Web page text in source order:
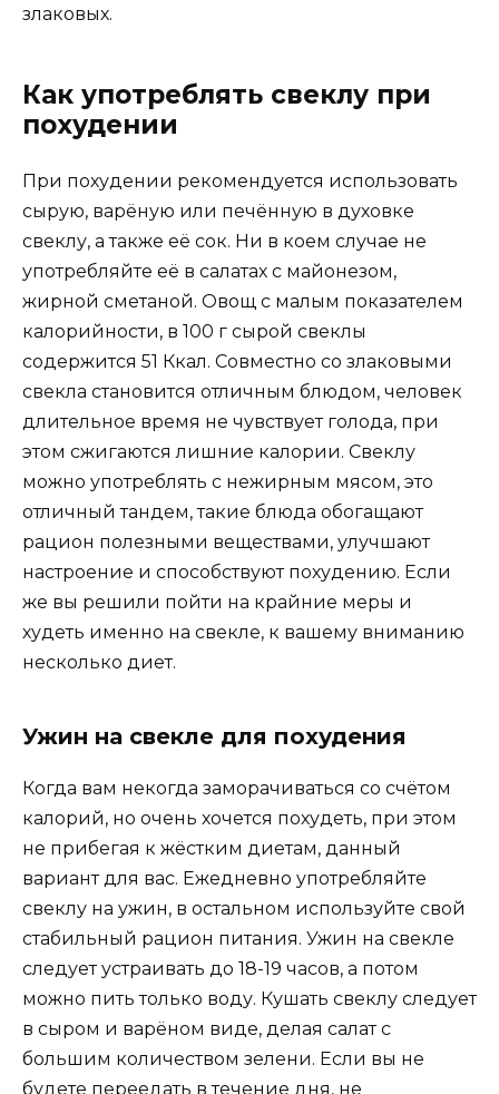
злаковых.
Как употреблять свеклу при
похудении
При похудении рекомендуется использовать
сырую, варёную или печённую в духовке
свеклу, а также её сок. Ни в коем случае не
употребляйте её в салатах с майонезом,
жирной сметаной. Овощ с малым показателем
калорийности, в 100 г сырой свеклы
содержится 51 Ккал. Совместно со злаковыми
свекла становится отличным блюдом, человек
длительное время не чувствует голода, при
этом сжигаются лишние калории. Свеклу
можно употреблять с нежирным мясом, это
отличный тандем, такие блюда обогащают
рацион полезными веществами, улучшают
настроение и способствуют похудению. Если
же вы решили пойти на крайние меры и
худеть именно на свекле, к вашему вниманию
несколько диет.
Ужин на свекле для похудения
Когда вам некогда заморачиваться со счётом
калорий, но очень хочется похудеть, при этом
не прибегая к жёстким диетам, данный
вариант для вас. Ежедневно употребляйте
свеклу на ужин, в остальном используйте свой
стабильный рацион питания. Ужин на свекле
следует устраивать до 18-19 часов, а потом
можно пить только воду. Кушать свеклу следует
в сыром и варёном виде, делая салат с
большим количеством зелени. Если вы не
будете переедать в течение дня, не